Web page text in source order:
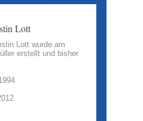
Lott
Lott wurde am
erstellt und bisher